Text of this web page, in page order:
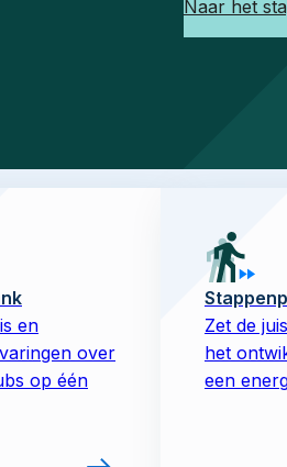
Naar het
en
over
op één
Zet de
het
een